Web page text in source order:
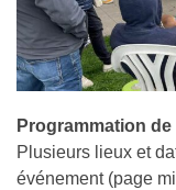
Programmation de
Plusieurs lieux et
événement (page